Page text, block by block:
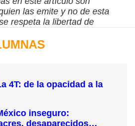
las emite y no de esta
respeta la libertad de
4T: de la opacidad a la
inseguro:
desaparecidos…